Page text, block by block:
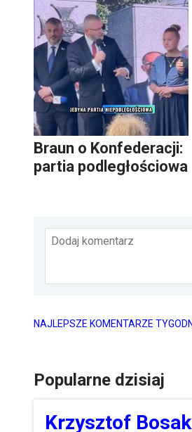
Braun o Konfederacji:
partia podległościowa
Dodaj komentarz
NAJLEPSZE KOMENTARZE
Popularne dzisiaj
Krzysztof Bosak